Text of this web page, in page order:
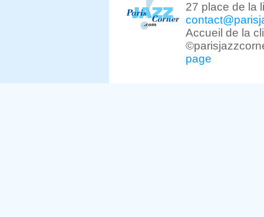
27 place de la
Accueil de la
page